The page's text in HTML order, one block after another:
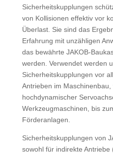
Sicherheitskupplungen
von Kollisionen effektiv vor
Überlast. Sie sind das
Erfahrung mit unzähligen
das bewährte JAKOB-
werden. Verwendet werden
Sicherheitskupplungen vor
Antrieben im
hochdynamischer
Werkzeugmaschinen, bis
Förderanlagen.
Sicherheitskupplungen von
sowohl für indirekte